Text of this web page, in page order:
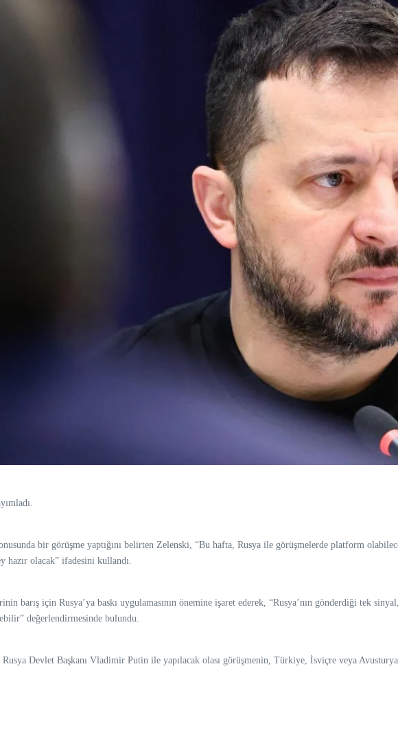
bir görüşme yaptığını belirten Zelenski, “Bu hafta, Rusya ile görüşmelerde platform
hazır olacak” ifadesini kullandı.
barış için Rusya’ya baskı uygulamasının önemine işaret ederek, “Rusya’nın gönderdiği tek
değerlendirmesinde bulundu.
Devlet Başkanı Vladimir Putin ile yapılacak olası görüşmenin, Türkiye, İsviçre veya